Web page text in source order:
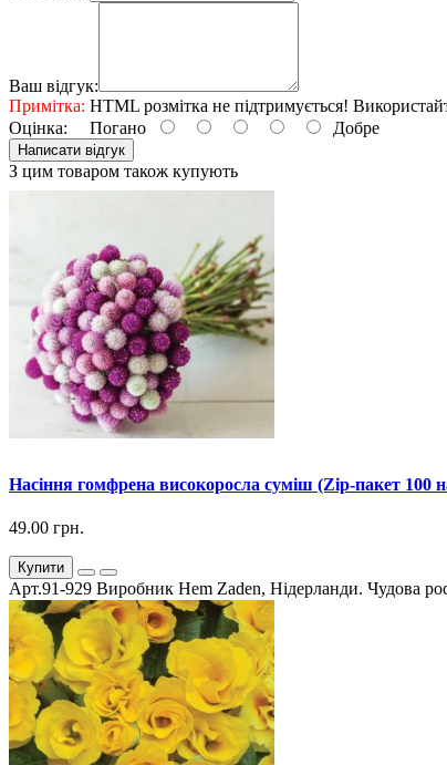
Ваш відгук:
Примітка: HTML розмітка не підтримується!
Оцінка: Погано Добре
Написати відгук
З цим товаром також купують
Насіння гомфрена високоросла суміш (Zip-пакет 100
49.00 грн.
Купити
Арт.91-929 Виробник Hem Zaden, Нідерланди. Чудова